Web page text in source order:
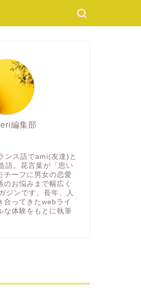
編集部
ンス語でami(友達)と
語。花言葉が「思い
チーフに男女の恋愛
お悩みまで幅広く
ジンです。長年、人
合ってきたwebライ
な体験をもとに執筆